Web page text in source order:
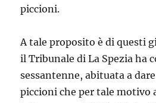
piccioni.
A tale proposito è di questi
il Tribunale di La Spezia ha
sessantenne, abituata a
piccioni che per tale motivo